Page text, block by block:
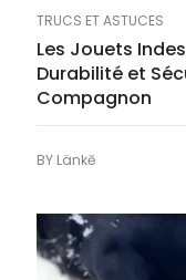
TRUCS ET ASTUCES
Les Jouets
Durabilité et
Compagnon
BY Länkē